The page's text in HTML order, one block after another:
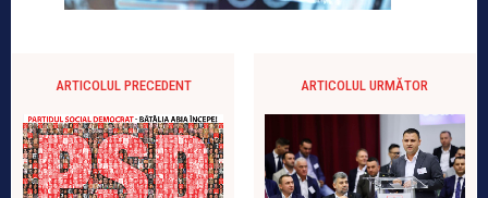
ARTICOLUL PRECEDENT ARTICOLUL URMĂTOR